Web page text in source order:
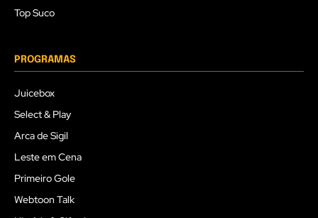
Top Suco
PROGRAMAS
Juicebox
Select & Play
Arca de Sigil
Leste em Cena
Primeiro Gole
Webtoon Talk